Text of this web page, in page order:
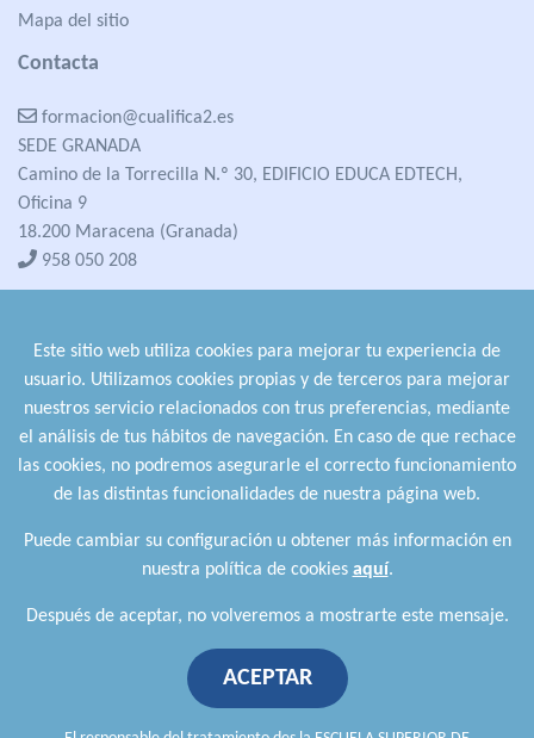
Mapa del sitio
Contacta
formacion@cualifica2.es
SEDE GRANADA
Camino de la Torrecilla N.º 30, EDIFICIO EDUCA EDTECH,
Oficina 9
18.200 Maracena (Granada)
958 050 208
958 991 970
Política de privacidad.Política de cookies
Este sitio web utiliza cookies para mejorar tu experiencia de
usuario. Utilizamos cookies propias y de terceros para mejorar
nuestros servicio relacionados con trus preferencias, mediante
el análisis de tus hábitos de navegación. En caso de que rechace
las cookies, no podremos asegurarle el correcto funcionamiento
de las distintas funcionalidades de nuestra página web.
Puede cambiar su configuración u obtener más información en
nuestra política de cookies aquí.
Después de aceptar, no volveremos a mostrarte este mensaje.
ACEPTAR